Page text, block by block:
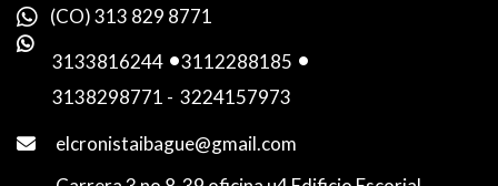
(CO) 313 829 8771
3133816244 -3112288185 -
3138298771 - 3224157973
elcronistaibague@gmail.com